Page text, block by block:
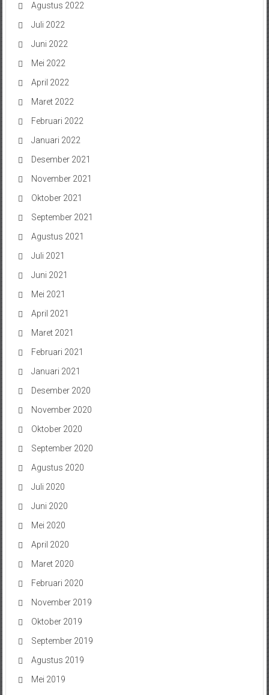
Agustus 2022
Juli 2022
Juni 2022
Mei 2022
April 2022
Maret 2022
Februari 2022
Januari 2022
Desember 2021
November 2021
Oktober 2021
September 2021
Agustus 2021
Juli 2021
Juni 2021
Mei 2021
April 2021
Maret 2021
Februari 2021
Januari 2021
Desember 2020
November 2020
Oktober 2020
September 2020
Agustus 2020
Juli 2020
Juni 2020
Mei 2020
April 2020
Maret 2020
Februari 2020
November 2019
Oktober 2019
September 2019
Agustus 2019
Mei 2019